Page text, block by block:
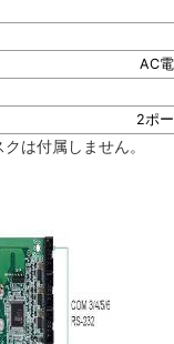
AC
2ポ
は付属しません。